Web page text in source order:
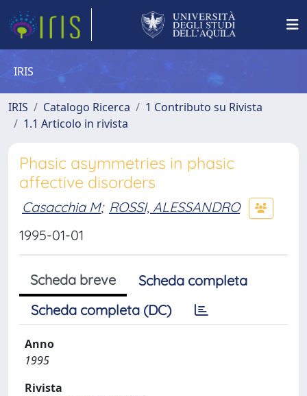
IRIS
IRIS Catalogo Ricerca
1 Contributo su Rivista
1.1 Articolo in rivista
Phasic asymmetries in phasic
affective disorders
Casacchia M; ROSSI, ALESSANDRO
1995-01-01
Scheda breve
Scheda completa
Scheda completa (DC)
Anno
1995
Rivista